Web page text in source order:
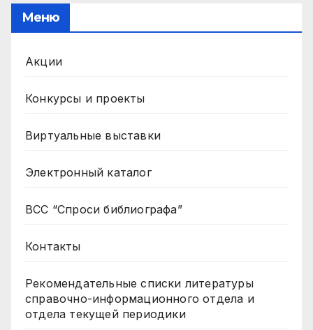
Меню
Акции
Конкурсы и проекты
Виртуальные выставки
Электронный каталог
ВСС “Спроси библиографа”
Контакты
Рекомендательные списки литературы
справочно-информационного отдела и
отдела текущей периодики